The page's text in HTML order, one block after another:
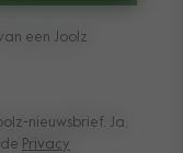
een Joolz
nieuwsbrief. Ja, ik
nieuwsbrief. Ja,
Privacy